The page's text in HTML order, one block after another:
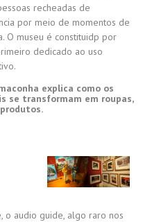
recheadas de
por meio de momentos de
O museu é constituidp por
dedicado ao uso
explica como os
se transformam em roupas,
o audio guide, algo raro nos